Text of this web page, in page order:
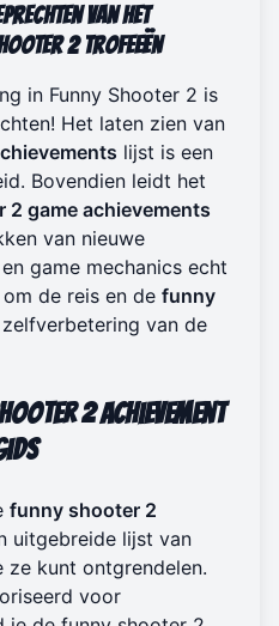
van het
2 Trofeeën
in Funny Shooter 2 is
Het laten zien van
lijst is een
Bovendien leidt het
game achievements
van nieuwe
game mechanics echt
de reis en de funny
van de
2 Achievement
funny shooter 2
uitgebreide lijst van
ze kunt ontgrendelen.
voor